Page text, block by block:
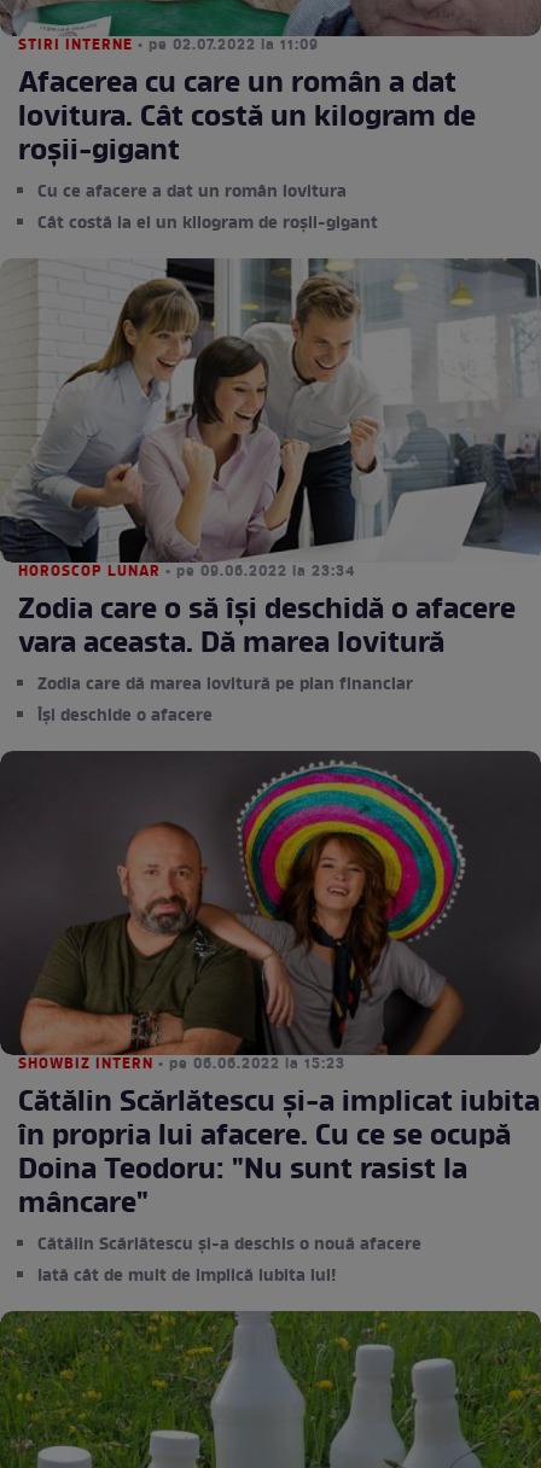
STIRI INTERNE • pe 02.07.2022 la 11:09
Afacerea cu care un român a dat
lovitura. Cât costă un kilogram de
roșii-gigant
Cu ce afacere a dat un român lovitura
Cât costă la el un kilogram de roșii-gigant
HOROSCOP LUNAR • pe 09.06.2022 la 23:34
Zodia care o să își deschidă o afacere
vara aceasta. Dă marea lovitură
Zodia care dă marea lovitură pe plan financiar
Își deschide o afacere
SHOWBIZ INTERN • pe 06.06.2022 la 15:23
Cătălin Scărlătescu și-a implicat iubita
în propria lui afacere. Cu ce se ocupă
Doina Teodoru: "Nu sunt rasist la
mâncare"
Cătălin Scărlătescu și-a deschis o nouă afacere
Iată cât de mult de implică iubita lui!